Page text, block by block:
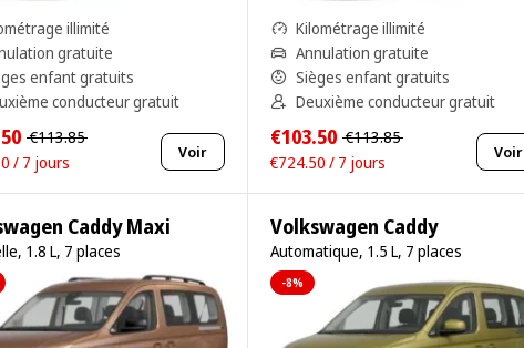
illimité
gratuite
enfant gratuits
conducteur gratuit
€113.85
/ 7 jours
Voir
Kilométrage illimité
Annulation gratuite
Sièges enfant gratuits
Deuxième conducteur gratuit
€103.50 €113.85
€724.50 / 7 jours
Voir
Caddy Maxi
1.8 L, 7 places
Volkswagen Caddy
Automatique, 1.5 L, 7 places
-8%